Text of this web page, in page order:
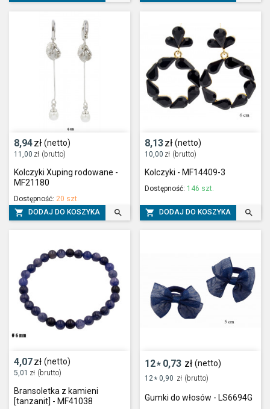
8,94zł (netto)
11,00 zł (brutto)
Kolczyki Xuping rodowane -
MF21180
Dostępność: 20 szt.
 DODAJ DO KOSZYKA 
8,13zł (netto)
10,00 zł (brutto)
Kolczyki - MF14409-3
Dostępność: 146 szt.
 DODAJ DO KOSZYKA 
4,07zł (netto)
5,01 zł (brutto)
Bransoletka z kamieni
[tanzanit] - MF41038
12* 0,73 zł (netto)
12 * 0,90 zł (brutto)
Gumki do włosów - LS6694G